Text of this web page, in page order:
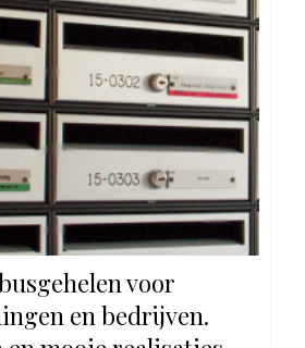
voor
en bedrijven.